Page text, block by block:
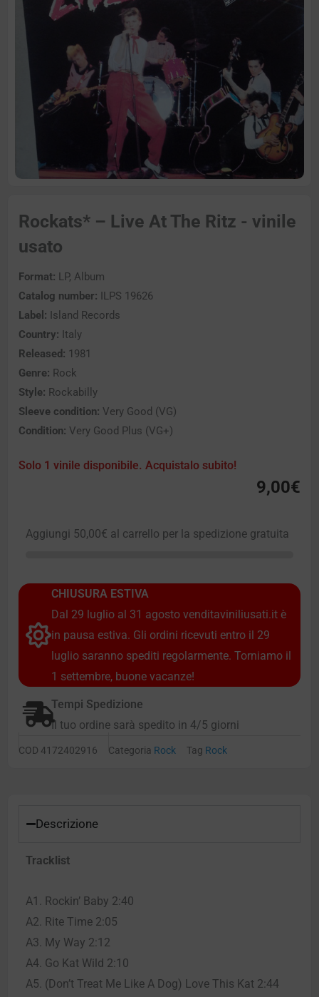
Rockats* – Live At The Ritz - vinile
usato
Format: LP, Album
Catalog number: ILPS 19626
Label: Island Records
Country: Italy
Released: 1981
Genre: Rock
Style: Rockabilly
Sleeve condition: Very Good (VG)
Condition: Very Good Plus (VG+)
Solo 1 vinile disponibile. Acquistalo subito!
9,00€
Aggiungi 50,00€ al carrello per la spedizione gratuita
CHIUSURA ESTIVA
Dal 29 luglio al 31 agosto venditaviniliusati.it è
in pausa estiva. Gli ordini ricevuti entro il 29
luglio saranno spediti regolarmente. Torniamo il
1 settembre, buone vacanze!
Tempi Spedizione
Il tuo ordine sarà spedito in 4/5 giorni
COD 4172402916 Categoria Rock Tag Rock
Descrizione
Tracklist
A1. Rockin’ Baby 2:40
A2. Rite Time 2:05
A3. My Way 2:12
A4. Go Kat Wild 2:10
A5. (Don’t Treat Me Like A Dog) Love This Kat 2:44